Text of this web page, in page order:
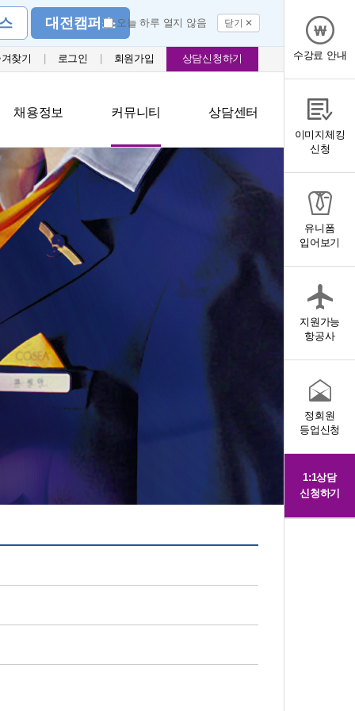
대전캠퍼스오늘 하루 열지 않음 닫기 ✕
찾기 로그인 회원가입 상담신청하기
채용정보 커뮤니티 상담센터
수강료 안내
이미지체킹
신청
유니폼
입어보기
지원가능
항공사
정회원
등업신청
1:1상담
신청하기